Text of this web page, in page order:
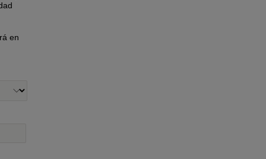
en